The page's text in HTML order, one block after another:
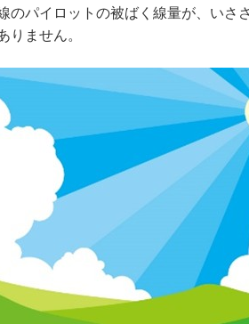
のパイロットの被ばく線量が、い
りません。